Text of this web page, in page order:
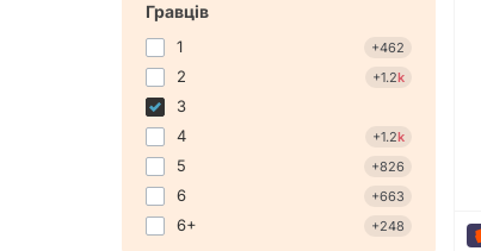
Гравців
1 +462
2 +1.2k
3
4
+1.2k
5 +826
6 +663
6+ +248